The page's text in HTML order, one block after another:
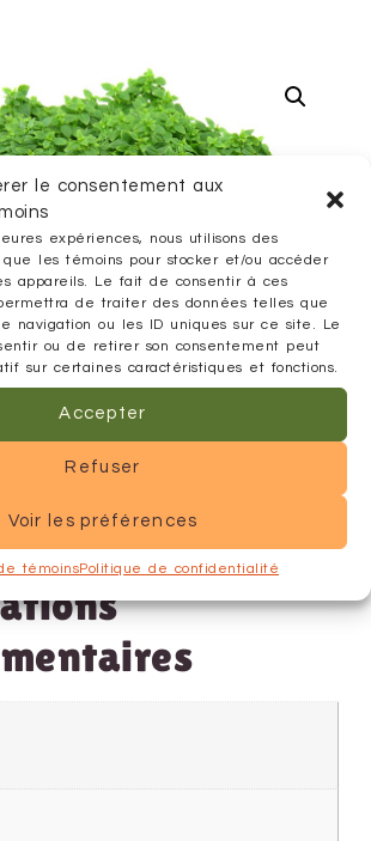
le consentement aux
expériences, nous utilisons des
les témoins pour stocker et/ou accéder
appareils. Le fait de consentir à ces
de traiter des données telles que
navigation ou les ID uniques sur ce site. Le
ou de retirer son consentement peut
sur certaines caractéristiques et fonctions.
Accepter
Refuser
Voir les préférences
témoinsPolitique de confidentialité